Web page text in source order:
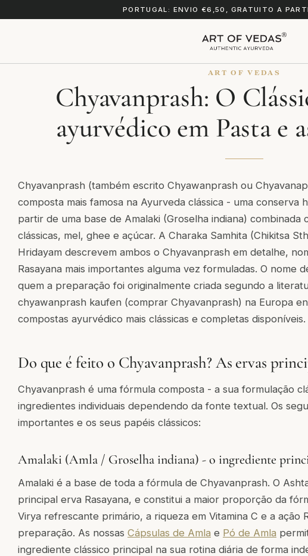
PORTUGAL: ENVIO €6,50, GRATUITO A
ART OF VEDAS
Chyavanprash: O
ayurvédico em Pasta e
Chyavanprash (também escrito Chyawanprash ou
composta mais famosa na Ayurveda clássica - uma conserva
partir de uma base de Amalaki (Groselha indiana) combinada
clássicas, mel, ghee e açúcar. A Charaka Samhita (Chikitsa
Hridayam descrevem ambos o Chyavanprash em detalhe,
Rasayana mais importantes alguma vez formuladas. O nome
quem a preparação foi originalmente criada segundo a
chyawanprash kaufen (comprar Chyavanprash) na Europa
compostas ayurvédico mais clássicas e completas disponíveis.
Do que é feito o Chyavanprash? As ervas
Chyavanprash é uma fórmula composta - a sua formulação
ingredientes individuais dependendo da fonte textual. Os
importantes e os seus papéis clássicos:
Amalaki (Amla / Groselha indiana) - o ingrediente
Amalaki é a base de toda a fórmula de Chyavanprash. O
principal erva Rasayana, e constitui a maior proporção da
Virya refrescante primário, a riqueza em Vitamina C e a ação
preparação. As nossas Cápsulas de Amla e Pó de Amla
ingrediente clássico principal na sua rotina diária de forma